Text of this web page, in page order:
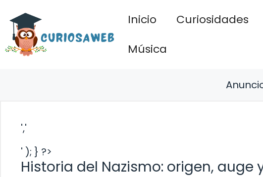
contenido
Inicio Curiosidades
Música
','
' ); } ?>
Historia del Nazismo: origen, auge